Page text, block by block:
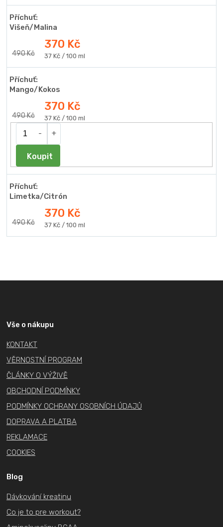
Příchuť:
Višeň/Malina
490 Kč
370 Kč
Měrná
37 Kč / 100 ml
Příchuť:
Mango/Kokos
490 Kč
370 Kč
Měrná
cena:
37 Kč / 100 ml
Do košíku
Příchuť:
Limetka/Citrón
490 Kč
370 Kč
Měrná
37 Kč / 100 ml
Vše o nákupu
KONTAKT
VĚRNOSTNÍ PROGRAM
ČLÁNKY O VÝŽIVĚ
OBCHODNÍ PODMÍNKY
PODMÍNKY OCHRANY OSOBNÍCH ÚDAJŮ
DOPRAVA A PLATBA
REKLAMACE
COOKIES
Blog
Dávkování kreatinu
Co je to pre workout?